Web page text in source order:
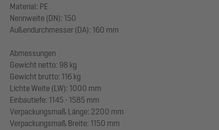
Material: PE
Nennweite (DN): 150
Außendurchmesser (DA): 160 mm
Abmessungen
Gewicht netto: 98 kg
Gewicht brutto: 116 kg
Lichte Weite (LW): 1000 mm
Einbautiefe: 1145 - 1585 mm
Verpackungsmaß Länge: 2200 mm
Verpackungsmaß Breite: 1150 mm